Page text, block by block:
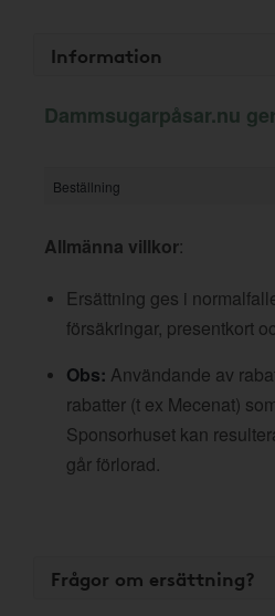
Information
Dammsugarpåsar.nu
Beställning
Allmänna villkor:
Ersättning ges i
försäkringar, presentkort
Obs: Användande av
rabatter (t ex Mecenat)
Sponsorhuset kan
går förlorad.
Frågor om ersättning?